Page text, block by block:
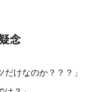
念
だけなのか？？？」